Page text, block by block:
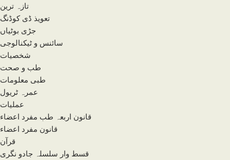
تازہ ترین
تعویذ ڈی کوڈنگ
جڑی بوٹیاں
سائنس و ٹیکنالوجی
شخصیات
طب و صحت
طبی معلومات
عمرہ ٹریول
عملیات
قانون اربعہ طب مفرد اعضاء
قانون مفرد اعضاء
قرآن
قسط وار سلسلہ جادو نگری